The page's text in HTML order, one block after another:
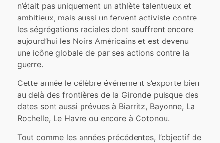
n’était pas uniquement un athlète talentueux et
ambitieux, mais aussi un fervent activiste contre
les ségrégations raciales dont souffrent encore
aujourd’hui les Noirs Américains et est devenu
une icône globale de par ses actions contre la
guerre.
Cette année le célèbre événement s’exporte bien
au delà des frontières de la Gironde puisque des
dates sont aussi prévues à Biarritz, Bayonne, La
Rochelle, Le Havre ou encore à Cotonou.
Tout comme les années précédentes, l’objectif de